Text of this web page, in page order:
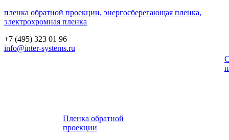
пленка обратной проекции, энергосберегающая пленка,
электрохромная пленка
+7 (495) 323 01 96
info@inter-systems.ru
Пленка обратной
проекции